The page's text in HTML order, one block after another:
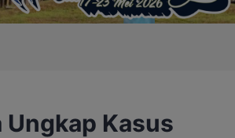
Ungkap Kasus